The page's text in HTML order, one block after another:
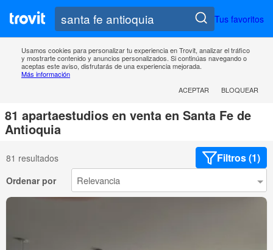
Tus favoritos
Usamos cookies para personalizar tu experiencia en Trovit, analizar el tráfico
y mostrarte contenido y anuncios personalizados. Si continúas navegando o
aceptas este aviso, disfrutarás de una experiencia mejorada.
Más información
ACEPTAR
BLOQUEAR
81 apartaestudios en venta en Santa Fe de
Antioquia
81 resultados Filtros (1)
Ordenar por